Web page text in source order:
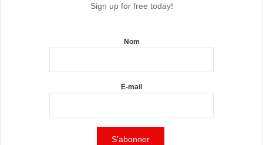
Sign up for free today!
Nom
E-mail